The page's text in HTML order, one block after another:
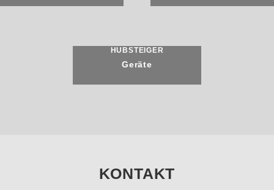
HUBSTEIGER
Geräte
KONTAKT